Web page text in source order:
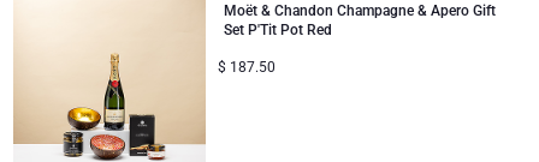
Moët & Chandon Champagne & Apero Gift
Set P'Tit Pot Red
$ 187.50